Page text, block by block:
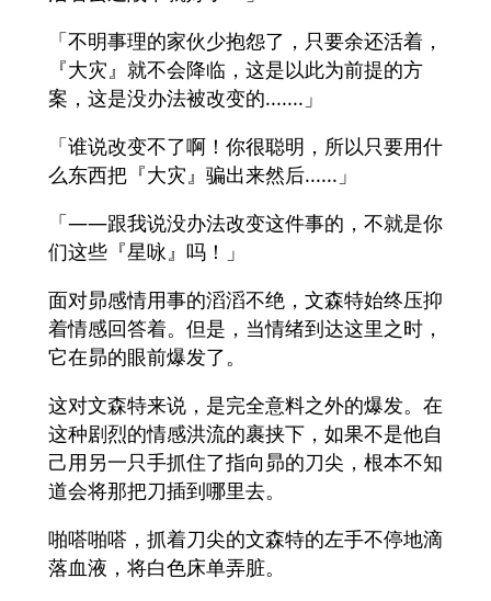
「不明事理的家伙少抱怨了，只要余还活着，
『大灾』就不会降临，这是以此为前提的方
案，这是没办法被改变的.......」
「谁说改变不了啊！你很聪明，所以只要用什
么东西把『大灾』骗出来然后......」
「——跟我说没办法改变这件事的，不就是你
们这些『星咏』吗！」
面对昴感情用事的滔滔不绝，文森特始终压抑
着情感回答着。但是，当情绪到达这里之时，
它在昴的眼前爆发了。
这对文森特来说，是完全意料之外的爆发。在
这种剧烈的情感洪流的裹挟下，如果不是他自
己用另一只手抓住了指向昴的刀尖，根本不知
道会将那把刀插到哪里去。
啪嗒啪嗒，抓着刀尖的文森特的左手不停地滴
落血液，将白色床单弄脏。